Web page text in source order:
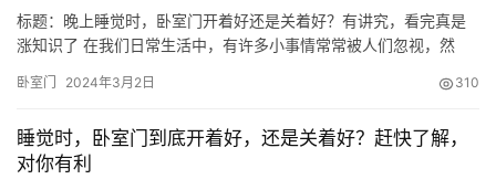
标题：晚上睡觉时，卧室门开着好还是关着好？有讲究，看完真是
涨知识了 在我们日常生活中，有许多小事情常常被人们忽视，然
来谈谈一个常常被人忽略的问题：晚上睡觉时，卧室门开着好还是
题背后蕴含着丰富的文化、风俗和科学道理。让我们一起来揭开这
个神秘的面纱…
卧室门 2024年3月2日 310
睡觉时，卧室门到底开着好，还是关着好？赶快了解，
对你有利